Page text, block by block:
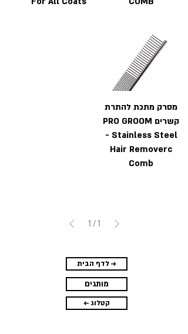
מסרק מתכת להתרת
קשרים PRO GROOM
- Stainless Steel
Hair Removerc
Comb
1
/
1
לדף הבית →
מותגים
← קטלוג